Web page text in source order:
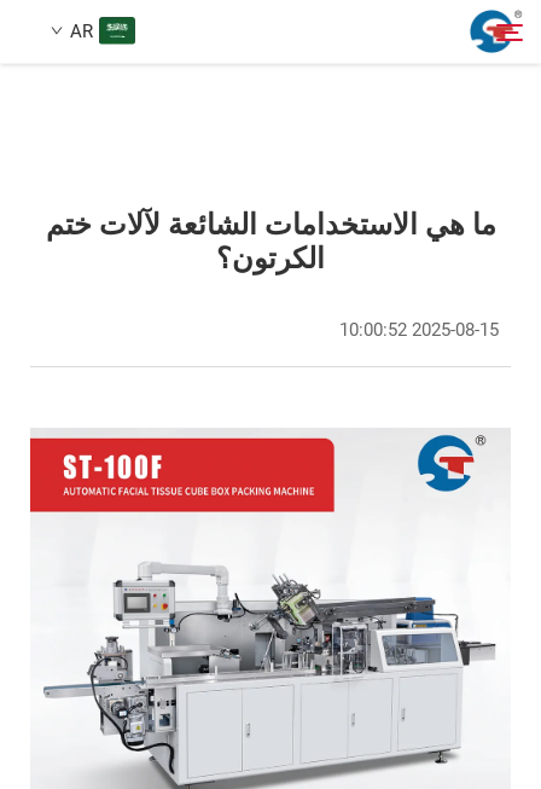
AR
منتجات
الخدمات
أخبار
ما هي الاستخدامات الشائعة لآلات ختم
الكرتون؟
2025-08-15 10:00:52